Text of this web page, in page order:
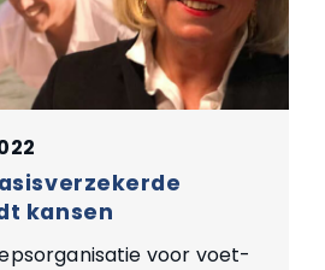
kansen
voor voet-